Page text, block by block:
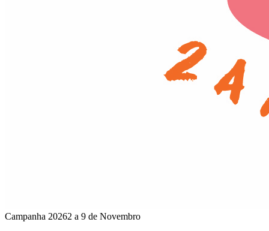
Campanha 20262 a 9 de Novembro